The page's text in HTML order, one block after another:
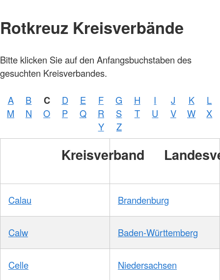
Rotkreuz Kreisverbände
Bitte klicken Sie auf den Anfangsbuchstaben des
gesuchten Kreisverbandes.
A B C D E F G H I J K
L
M
N O P Q R S T U V W
X
Y
Z
Kreisverband
Calau Brandenburg
Calw Baden-Württemberg
Celle Niedersachsen
Foto:
DRKS